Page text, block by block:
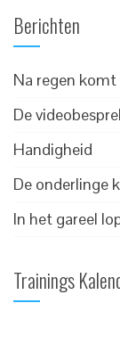
Berichten
Na regen komt
De
Handigheid
De onderlinge
In het gareel
Trainings